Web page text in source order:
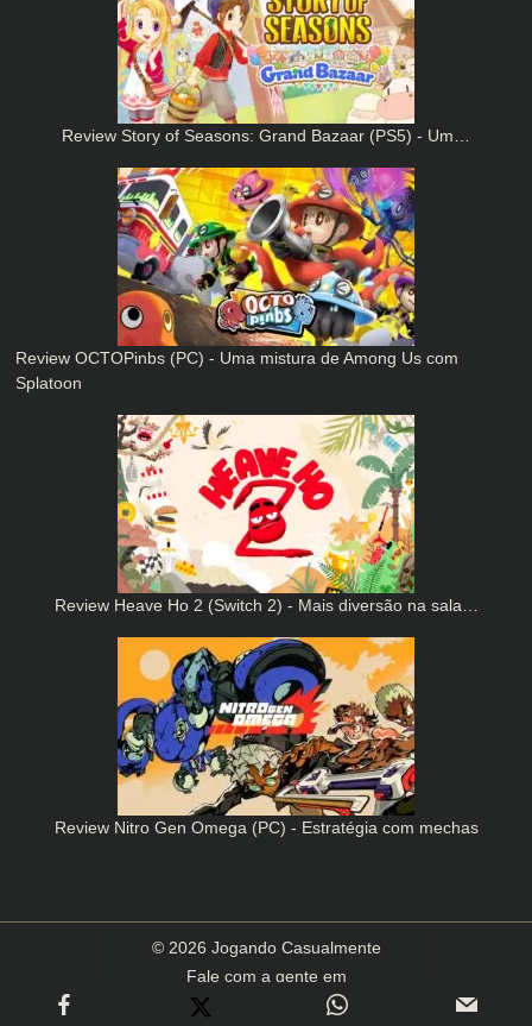
Review Story of Seasons: Grand Bazaar (PS5) - Um…
Review OCTOPinbs (PC) - Uma mistura de Among Us com
Splatoon
Review Heave Ho 2 (Switch 2) - Mais diversão na sala…
Review Nitro Gen Omega (PC) - Estratégia com mechas
© 2026 Jogando Casualmente
Fale com a gente em
contato(arroba)jogandocasualmente.com.br